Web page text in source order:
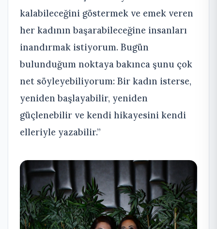
kalabileceğini göstermek ve emek veren
her kadının başarabileceğine insanları
inandırmak istiyorum. Bugün
bulunduğum noktaya bakınca şunu çok
net söyleyebiliyorum: Bir kadın isterse,
yeniden başlayabilir, yeniden
güçlenebilir ve kendi hikayesini kendi
elleriyle yazabilir.”